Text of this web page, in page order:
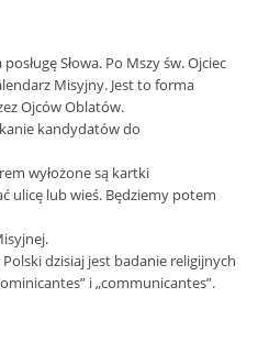
Słowa. Po Mszy św. Ojciec
Misyjny. Jest to forma
Ojców Oblatów.
kandydatów do
wyłożone są kartki
ulicę lub wieś. Będziemy potem
dzisiaj jest badanie religijnych
i „communicantes”.